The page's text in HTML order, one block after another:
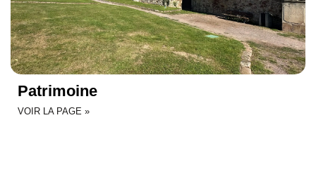
Patrimoine
VOIR LA PAGE »